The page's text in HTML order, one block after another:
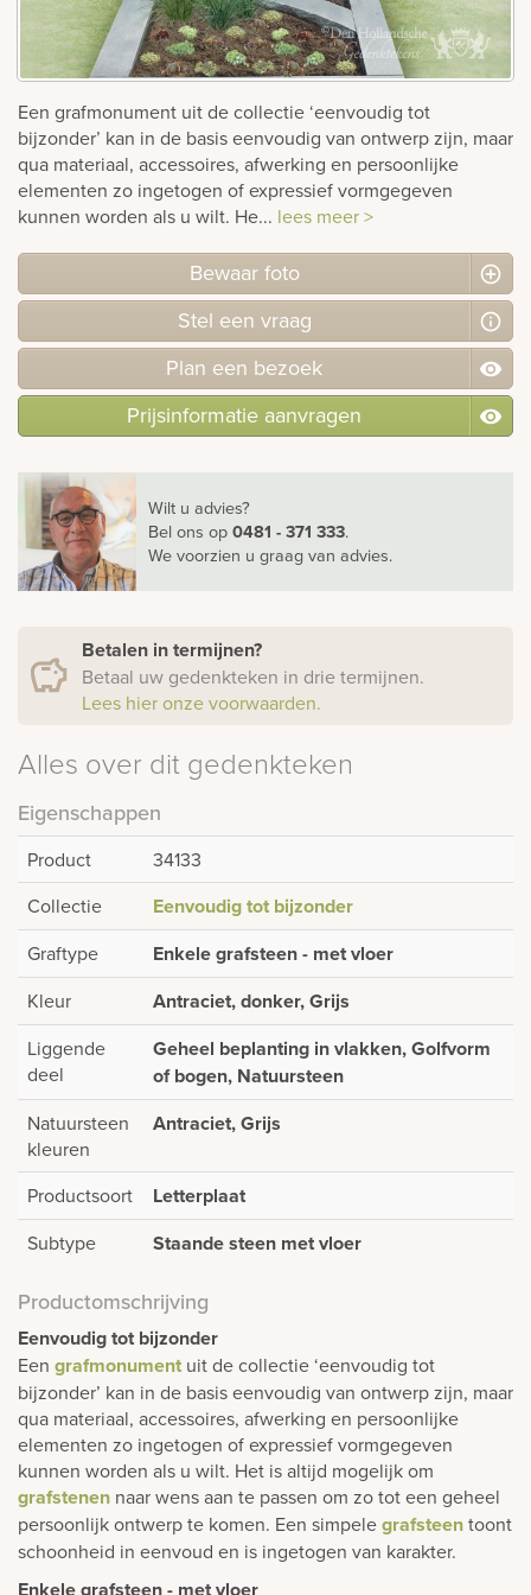
Een grafmonument uit de collectie ‘eenvoudig tot
bijzonder’ kan in de basis eenvoudig van ontwerp zijn, maar
qua materiaal, accessoires, afwerking en persoonlijke
elementen zo ingetogen of expressief vormgegeven
kunnen worden als u wilt. He... lees meer >
Bewaar foto
Stel een vraag
Plan een bezoek
Prijsinformatie aanvragen
Wilt u advies?
Bel ons op0481 - 371 333.
We voorzien u graag van advies.
Betalen in termijnen?
Betaal uw gedenkteken in drie termijnen.
Lees hier onze voorwaarden.
Alles over dit gedenkteken
Eigenschappen
Product
34133
Collectie
Eenvoudig tot bijzonder
Graftype Enkele grafsteen - met vloer
Kleur Antraciet, donker, Grijs
Liggende
deel
Geheel beplanting in vlakken, Golfvorm
of bogen, Natuursteen
Natuursteen
kleuren
Antraciet, Grijs
Productsoort Letterplaat
Subtype Staande steen met vloer
Productomschrijving
Eenvoudig tot bijzonder
Een grafmonument uit de collectie ‘eenvoudig tot
bijzonder’ kan in de basis eenvoudig van ontwerp zijn, maar
qua materiaal, accessoires, afwerking en persoonlijke
elementen zo ingetogen of expressief vormgegeven
kunnen worden als u wilt. Het is altijd mogelijk om
grafstenen naar wens aan te passen om zo tot een geheel
persoonlijk ontwerp te komen. Een simpelegrafsteentoont
schoonheid in eenvoud en is ingetogen van karakter.
Enkele grafsteen - met vloer